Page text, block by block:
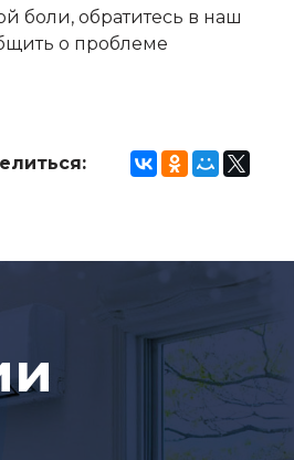
боли, обратитесь в наш
о проблеме